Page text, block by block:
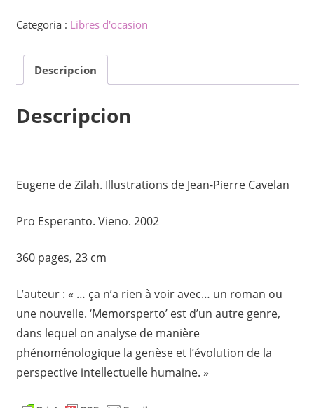
Categoria : Libres d'ocasion
Descripcion
Descripcion
Eugene de Zilah. Illustrations de Jean-Pierre Cavelan
Pro Esperanto. Vieno. 2002
360 pages, 23 cm
L’auteur : « … ça n’a rien à voir avec… un roman ou
une nouvelle. ‘Memorsperto’ est d’un autre genre,
dans lequel on analyse de manière
phénoménologique la genèse et l’évolution de la
perspective intellectuelle humaine. »